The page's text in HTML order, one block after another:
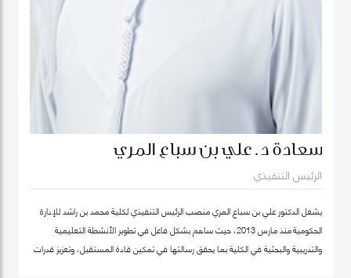
سعادة د. علي بن سباع المري
الرئيس التنفيذي
يشغل الدكتور علي بن سباع المري منصب الرئيس التنفيذي لكلية محمد بن راشد للإدارة
الحكومية منذ مارس 2013، حيث ساهم بشكل فاعل في تطوير الأنشطة التعليمية
والتدريبية والبحثية في الكلية بما يحقق رسالتها في تمكين قادة المستقبل، وتعزيز قدرات